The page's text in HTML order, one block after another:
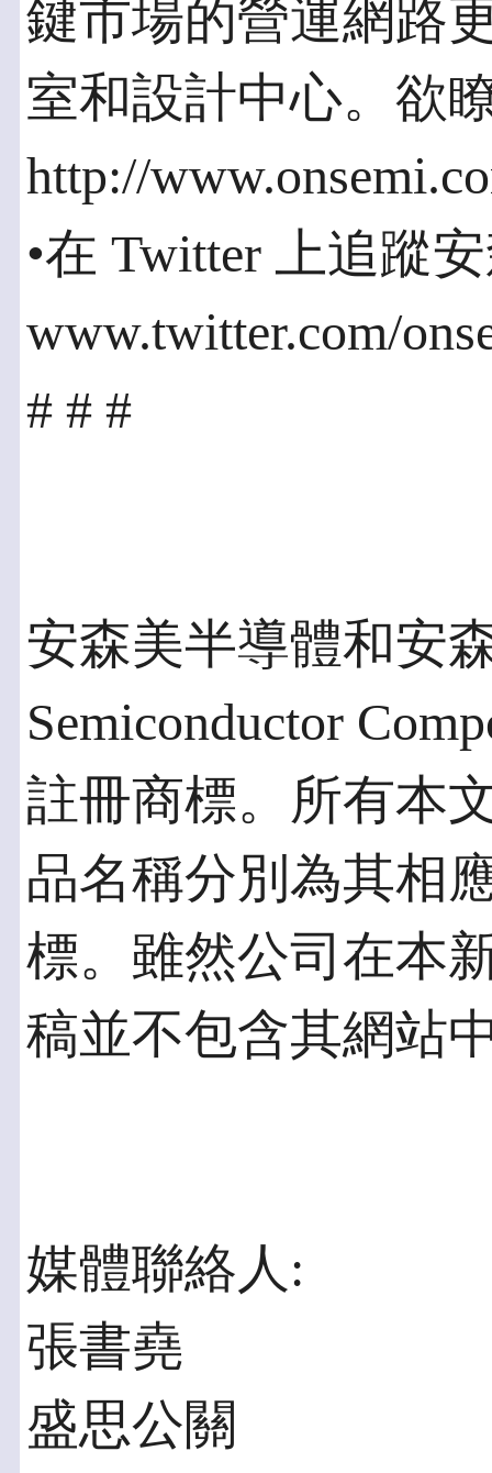
鍵市場的營運網路
室和設計中心。欲
http://
•在 Twitter 上追蹤
www.twitter.com/
# # #
安森美半導體和安
Semiconductor
註冊商標。所有本
品名稱分別為其相
標。雖然公司在本
稿並不包含其網站
媒體聯絡人:
張書堯
盛思公關